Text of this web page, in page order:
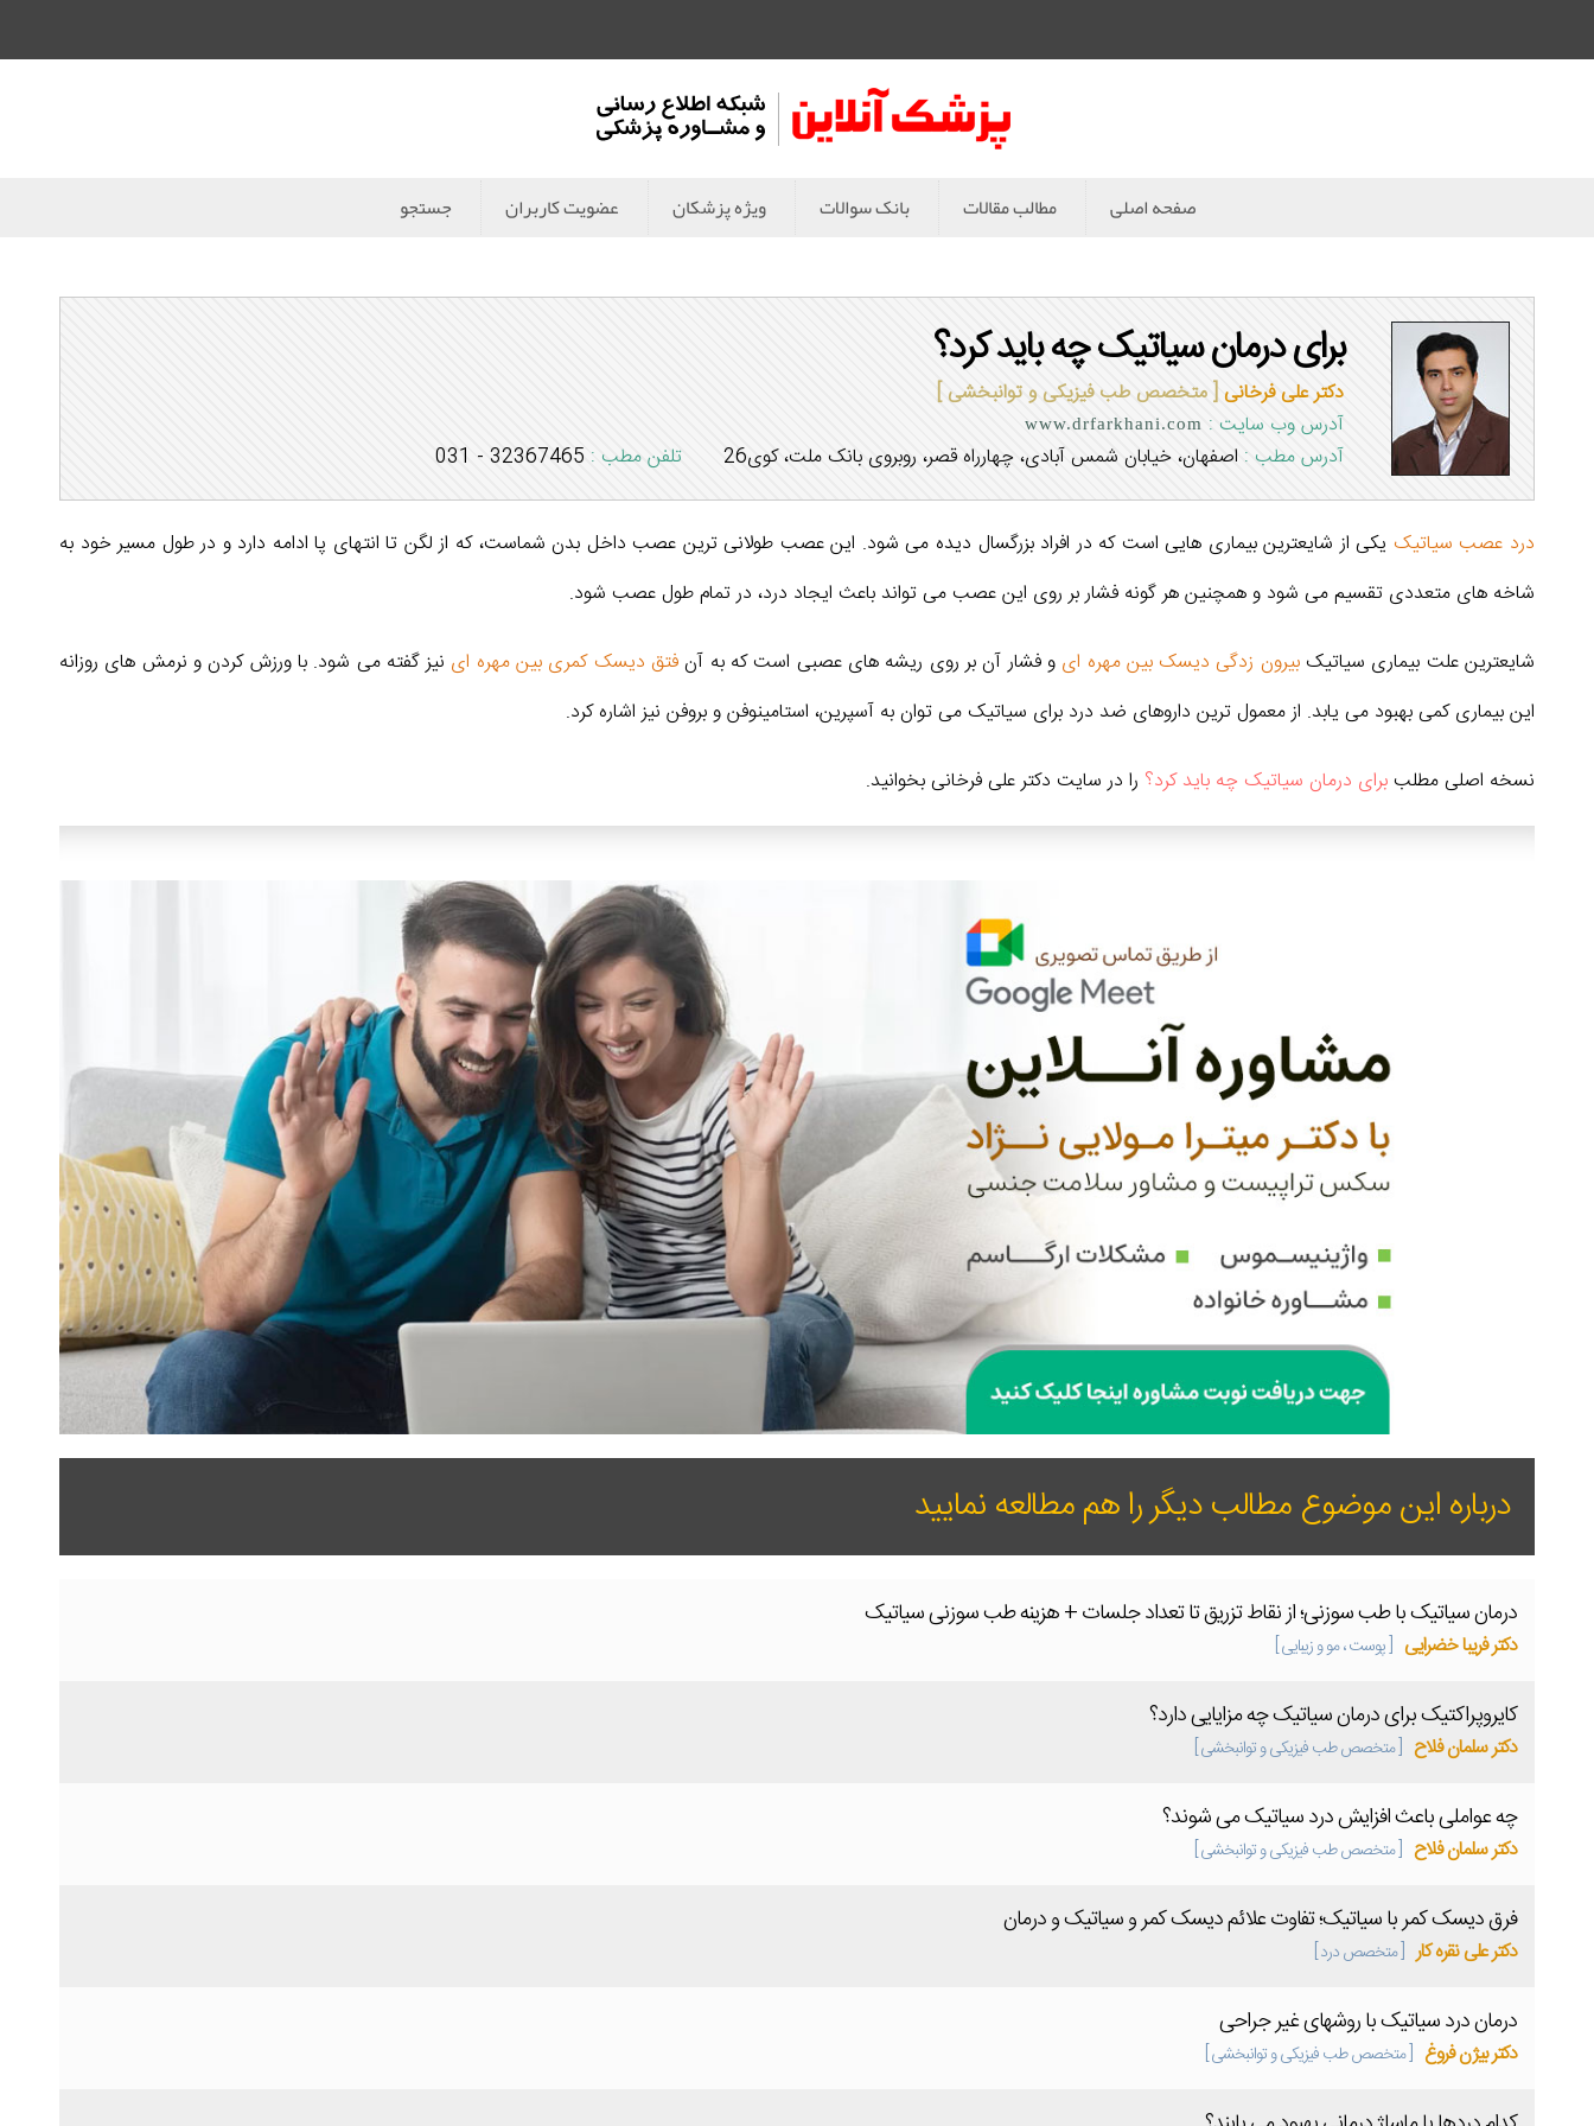
صفحه اصلی مطالب مقالات بانک سوالات ویژه پزشکان عضویت کاربران جستجو
برای درمان سیاتیک چه باید کرد؟
دکتر علی فرخانی [ متخصص طب فیزیکی و توانبخشی ]
آدرس وب سایت : www.drfarkhani.com
آدرس مطب : اصفهان، خیابان شمس آبادی، چهارراه قصر، روبروی بانک ملت، کوی26 تلفن مطب : 32367465 - 031
درد عصب سیاتیک یکی از شایعترین بیماری هایی است که در افراد بزرگسال دیده می شود. این عصب طولانی ترین عصب داخل بدن شماست، که از لگن تا انتهای پا ادامه دارد و در طول مسیر خود به
شاخه های متعددی تقسیم می شود و همچنین هر گونه فشار بر روی این عصب می تواند باعث ایجاد درد، در تمام طول عصب شود.
شایعترین علت بیماری سیاتیکبیرون زدگی دیسک بین مهره ای و فشار آن بر روی ریشه های عصبی است که به آن فتق دیسک کمری بین مهره ای نیز گفته می شود. با ورزش کردن و نرمش های روزانه
این بیماری کمی بهبود می یابد. از معمول ترین داروهای ضد درد برای سیاتیک می توان به آسپرین، استامینوفن و بروفن نیز اشاره کرد.
نسخه اصلی مطلببرای درمان سیاتیک چه باید کرد؟ را در سایت دکتر علی فرخانی بخوانید.
درباره این موضوع مطالب دیگر را هم مطالعه نمایید
درمان سیاتیک با طب سوزنی؛ از نقاط تزریق تا تعداد جلسات + هزینه طب سوزنی سیاتیک
دکتر فریبا خضرایی [ پوست ، مو و زیبایی ]
کایروپراکتیک برای درمان سیاتیک چه مزایایی دارد؟
دکتر سلمان فلاح [ متخصص طب فیزیکی و توانبخشی ]
چه عواملی باعث افزایش درد سیاتیک می شوند؟
دکتر سلمان فلاح [ متخصص طب فیزیکی و توانبخشی ]
فرق دیسک کمر با سیاتیک؛ تفاوت علائم دیسک کمر و سیاتیک و درمان
دکتر علی نقره کار [ متخصص درد ]
درمان درد سیاتیک با روشهای غیر جراحی
دکتر بیژن فروغ [ متخصص طب فیزیکی و توانبخشی ]